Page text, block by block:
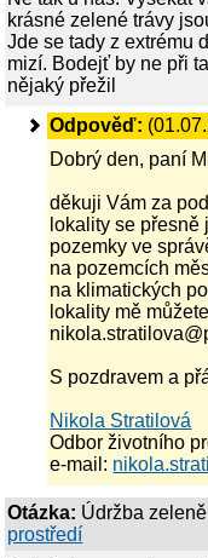
krásné zelené trávy
Jde se tady z extrému
mizí. Bodejť by ne při
nějaký přežil
Odpověď:
Dobrý den, paní
děkuji Vám za
lokality se
pozemky ve
na pozemcích
na klimatických
lokality mě
S pozdravem a
Nikola Stratilová
Odbor životního
e-mail:
Otázka: Údržba zeleně
prostředí